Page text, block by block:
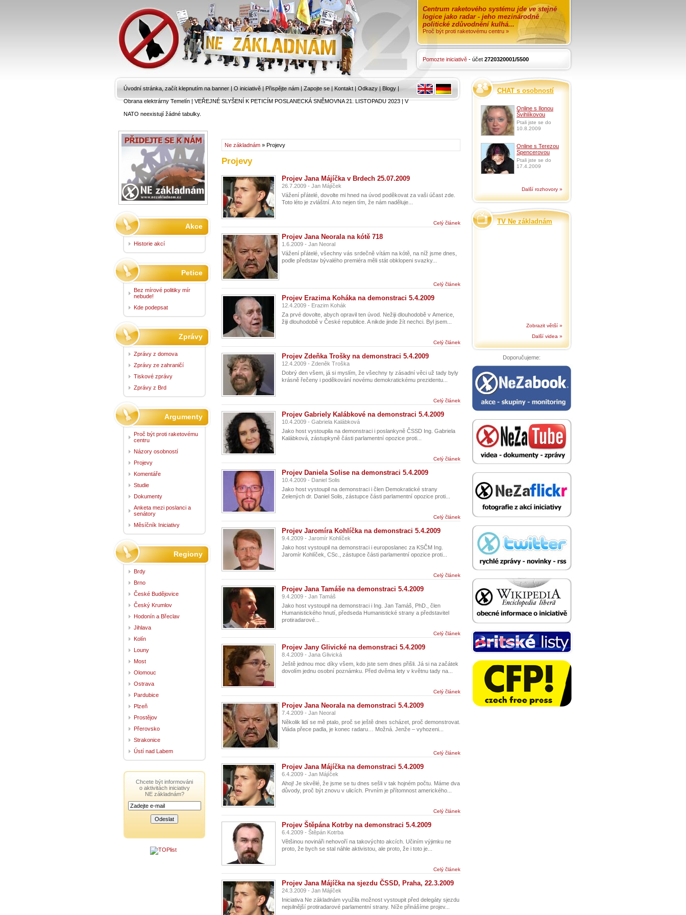
Centrum raketového systému jde ve stejné
logice jako radar - jeho mezinárodně
politické zdůvodnění kulhá...
Proč být proti raketovému centru »
Pomozte iniciativě - účet 2720320001/5500
Úvodní stránka, začít klepnutím na banner | O iniciativě | Přispějte nám | Zapojte se | Kontakt | Odkazy | Blogy |
Obrana elektrárny Temelín|VEŘEJNÉ SLYŠENÍ K PETICÍM POSLANECKÁ SNĚMOVNA 21. LISTOPADU 2023|V
NATO neexistují žádné tabulky.
Ne základnám » Projevy
Projevy
Projev Jana Májíčka v Brdech 25.07.2009
26.7.2009 - Jan Májíček
Vážení přátelé, dovolte mi hned na úvod poděkovat za vaši účast zde.
Toto léto je zvláštní. A to nejen tím, že nám naděluje...
Celý článek
Projev Jana Neorala na kótě 718
1.6.2009 - Jan Neoral
Vážení přátelé, všechny vás srdečně vítám na kótě, na níž jsme dnes,
podle představ bývalého premiéra měli stát obklopeni svazky...
Celý článek
Projev Erazima Koháka na demonstraci 5.4.2009
12.4.2009 - Erazim Kohák
Za prvé dovolte, abych opravil ten úvod. Nežiji dlouhodobě v Americe,
žiji dlouhodobě v České republice. A nikde jinde žít nechci. Byl jsem...
Celý článek
Projev Zdeňka Trošky na demonstraci 5.4.2009
12.4.2009 - Zdeněk Troška
Dobrý den všem, já si myslím, že všechny ty zásadní věci už tady byly
krásně řečeny i poděkování novému demokratickému prezidentu...
Celý článek
Projev Gabriely Kalábkové na demonstraci 5.4.2009
10.4.2009 - Gabriela Kalábková
Jako host vystoupila na demonstraci i poslankyně ČSSD Ing. Gabriela
Kalábková, zástupkyně části parlamentní opozice proti...
Celý článek
Projev Daniela Solise na demonstraci 5.4.2009
10.4.2009 - Daniel Solis
Jako host vystoupil na demonstraci i člen Demokratické strany
Zelených dr. Daniel Solis, zástupce části parlamentní opozice proti...
Celý článek
Projev Jaromíra Kohlíčka na demonstraci 5.4.2009
9.4.2009 - Jaromír Kohlíček
Jako host vystoupil na demonstraci i europoslanec za KSČM Ing.
Jaromír Kohlíček, CSc., zástupce části parlamentní opozice proti...
Celý článek
Projev Jana Tamáše na demonstraci 5.4.2009
9.4.2009 - Jan Tamáš
Jako host vystoupil na demonstraci i Ing. Jan Tamáš, PhD., člen
Humanistického hnutí, předseda Humanistické strany a představitel
protiradarové...
Celý článek
Projev Jany Glivické na demonstraci 5.4.2009
8.4.2009 - Jana Glivická
Ještě jednou moc díky všem, kdo jste sem dnes přišli. Já si na začátek
dovolím jednu osobní poznámku. Před dvěma lety v květnu tady na...
Celý článek
Projev Jana Neorala na demonstraci 5.4.2009
7.4.2009 - Jan Neoral
Několik lidí se mě ptalo, proč se ještě dnes scházet, proč demonstrovat.
Vláda přece padla, je konec radaru… Možná. Jenže – vyhozeni...
Celý článek
Projev Jana Májíčka na demonstraci 5.4.2009
6.4.2009 - Jan Májíček
Ahoj! Je skvělé, že jsme se tu dnes sešli v tak hojném počtu. Máme dva
důvody, proč být znovu v ulicích. Prvním je přítomnost amerického...
Celý článek
Projev Štěpána Kotrby na demonstraci 5.4.2009
6.4.2009 - Štěpán Kotrba
Většinou novináři nehovoří na takovýchto akcích. Učiním výjimku ne
proto, že bych se stal náhle aktivistou, ale proto, že i toto je...
Celý článek
Projev Jana Májíčka na sjezdu ČSSD, Praha, 22.3.2009
24.3.2009 - Jan Májíček
Iniciativa Ne základnám využila možnost vystoupit před delegáty sjezdu
nejsilnější protiradarové parlamentní strany. Níže přinášíme projev...
Akce
Historie akcí
Petice
Bez mírové politiky mír
nebude!
Kde podepsat
Zprávy
Zprávy z domova
Zprávy ze zahraničí
Tiskové zprávy
Zprávy z Brd
Argumenty
Proč být proti raketovému
centru
Názory osobností
Projevy
Komentáře
Studie
Dokumenty
Anketa mezi poslanci a
senátory
Měsíčník Iniciativy
Regiony
Brdy
Brno
České Budějovice
Český Krumlov
Hodonín a Břeclav
Jihlava
Kolín
Louny
Most
Olomouc
Ostrava
Pardubice
Plzeň
Prostějov
Přerovsko
Strakonice
Ústí nad Labem
Chcete být informováni
o aktivitách iniciativy
NE základnám?
CHAT s osobností
Online s Ilonou
Švihlíkovou
Ptali jste se do
10.8.2009
Online s Terezou
Spencerovou
Ptali jste se do
17.4.2009
Další rozhovory »
TV Ne základnám
Zobrazit větší »
Další videa »
Doporučujeme: